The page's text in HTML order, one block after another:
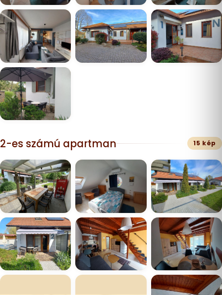
2-es számú apartman 15 kép